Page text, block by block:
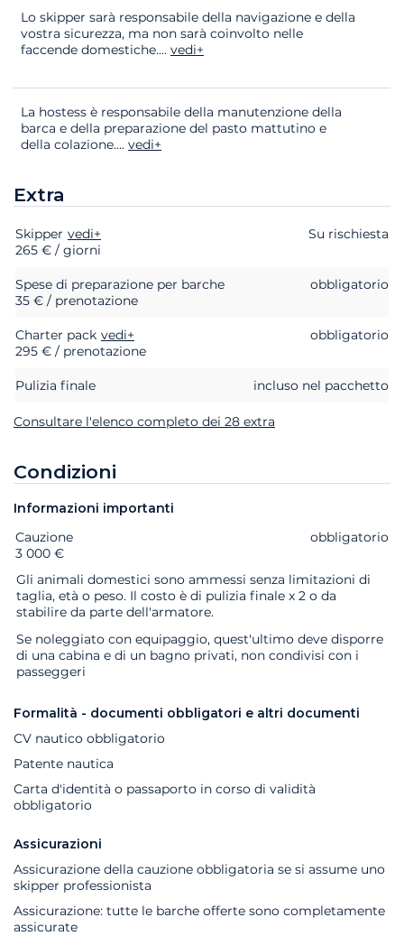
Lo skipper sarà responsabile della navigazione e della
vostra sicurezza, ma non sarà coinvolto nelle
faccende domestiche.... vedi+
La hostess è responsabile della manutenzione della
barca e della preparazione del pasto mattutino e
della colazione.... vedi+
Extra
Extra Stato Prezzo
Skipper vedi+
Su rischiesta
265 € / giorni
Spese di preparazione per barche
obbligatorio
35 € / prenotazione
Charter pack vedi+
obbligatorio
295 € / prenotazione
Pulizia finale incluso nel pacchetto
Consultare l'elenco completo dei 28 extra
Condizioni
Informazioni importanti
Extra Stato
Cauzione
obbligatorio
3 000 €
Gli animali domestici sono ammessi senza limitazioni di
taglia, età o peso. Il costo è di pulizia finale x 2 o da
stabilire da parte dell'armatore.
Se noleggiato con equipaggio, quest'ultimo deve disporre
di una cabina e di un bagno privati, non condivisi con i
passeggeri
Formalità - documenti obbligatori e altri documenti
CV nautico obbligatorio
Patente nautica
Carta d'identità o passaporto in corso di validità
obbligatorio
Assicurazioni
Assicurazione della cauzione obbligatoria se si assume uno
skipper professionista
Assicurazione: tutte le barche offerte sono completamente
assicurate